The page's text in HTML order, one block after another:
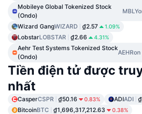
Mobileye Global Tokenized Stock
(Ondo)
Wizard GangWIZARD ₫2.57 1.09%
LobstarLOBSTAR ₫2.66 4.31%
Aehr Test Systems Tokenized Stock
(Ondo)
AEHRon
Tiền điện tử được
nhất
CasperCSPR ₫50.16 0.83% ADIADI
BitcoinBTC ₫1,696,317,212.63 0.38%